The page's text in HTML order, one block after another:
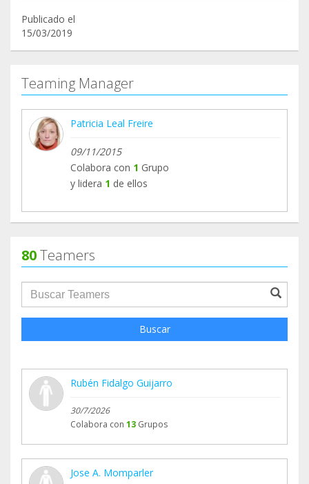
Publicado el
15/03/2019
Teaming Manager
Patricia Leal Freire
09/11/2015
Colabora con 1 Grupo
y lidera 1 de ellos
80Teamers
groupProfile.searchForm.search.text???
Buscar
Rubén Fidalgo Guijarro
30/7/2026
Colabora con 13 Grupos
Jose A. Momparler